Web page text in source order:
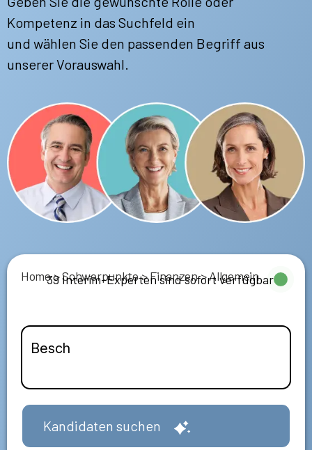
Kompetenz in das Suchfeld ein
und wählen Sie den passenden Begriff aus
unserer Vorauswahl.
39 Interim-Experten sind sofort verfügbar
Home>Schwerpunkte>Finanzen>Allgemein
Kandidaten suchen